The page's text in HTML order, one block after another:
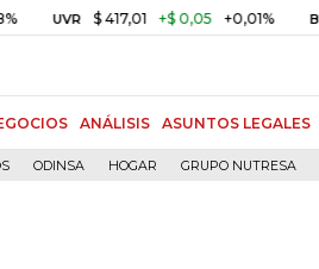
$ 417,01 +$ 0,05 +0,01% BITCOIN
ANÁLISIS ASUNTOS LEGALES
ODINSA HOGAR GRUPO NUTRESA